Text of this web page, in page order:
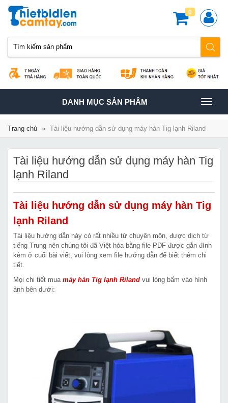
0
TOGGLE
NAVIGATION
DANH MỤC SẢN PHÂM
Trang chủ » Tài liệu hướng dẫn sử dụng máy hàn Tig lạnh Riland
Tài liệu hướng dẫn sử dụng máy hàn Tig
lạnh Riland
Tài liệu hướng dẫn sử dụng máy hàn Tig
lạnh Riland
Tài liệu hướng dẫn này có rất nhiều từ chuyên môn, được dịch từ
tiếng Trung nên chúng tôi đã Việt hóa bằng file PDF được gắn đính
kèm ở cuối bài viết, vui lòng xem file hướng dẫn để biết thêm chi
tiết.
Mọi chi tiết mua máy hàn Tig lạnh Riland vui lòng bấm vào hình
ảnh bên dưới: